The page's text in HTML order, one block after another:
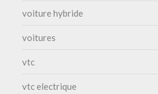
voiture hybride
voitures
vtc
vtc electrique